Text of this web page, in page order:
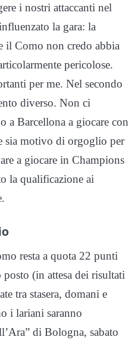
i nostri attaccanti nel
la gara: la
il Como non credo abbia
pericolose.
per me. Nel secondo
diverso. Non ci
a Barcellona a giocare con
sia motivo di orgoglio per
a giocare in Champions
la qualificazione ai
resta a quota 22 punti
(in attesa dei risultati
tra stasera, domani e
i lariani saranno
di Bologna, sabato